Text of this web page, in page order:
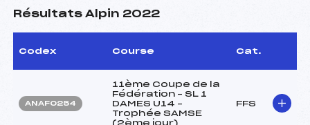
Résultats Alpin 2022
Codex Course Cat.
ANAF0254
11ème Coupe de la
Fédération – SL 1
DAMES U14 –
Trophée SAMSE
(2ème jour)
FFS